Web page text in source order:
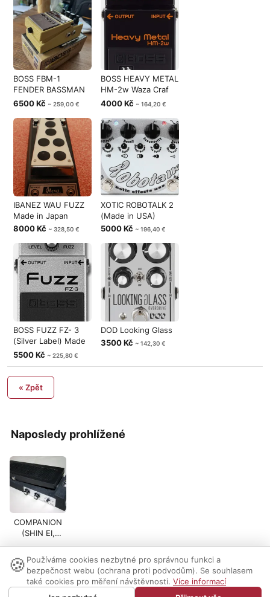
Naposledy prohlížené
COMPANION
(SHIN EI,
WAH 8 TR
BOSS FBM-1
FENDER BASSMAN
59 Legend Series
6500 Kč ~ 259,00 €
BOSS HEAVY METAL
HM-2w Waza Craf
Made in Japa
4000 Kč ~ 164,20 €
IBANEZ WAU FUZZ
Made in Japan
8000 Kč ~ 328,50 €
XOTIC ROBOTALK 2
(Made in USA)
5000 Kč ~ 196,40 €
BOSS FUZZ FZ- 3
(Silver Label) Made
in Taiwan
5500 Kč ~ 225,80 €
DOD Looking Glass
3500 Kč ~ 142,30 €
« Zpět
Nastavení cookies | Vzhled:světlý tmavý | Kontakt
© 1999-2026 AUDIO PARTNER s.r.o.
🍪 Používáme cookies nezbytné pro správnou funkci a
bezpečnost webu (ochrana proti podvodům). Se souhlasem
také cookies pro měření návštěvnosti. Více informací